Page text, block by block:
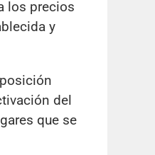
los precios
y
del
que se